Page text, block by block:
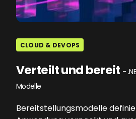
CLOUD & DEVOPS
Verteilt und bereit -
Modelle
Bereitstellungsmodelle